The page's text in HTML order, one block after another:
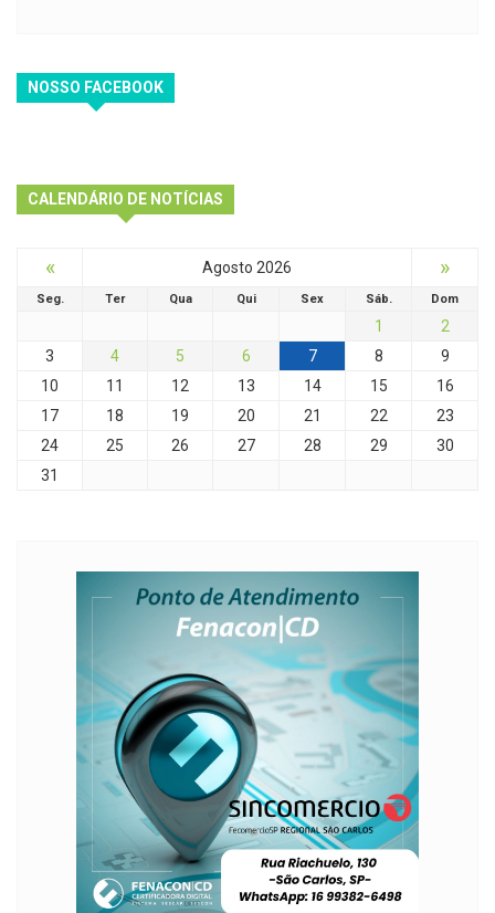
NOSSO FACEBOOK
CALENDÁRIO DE NOTÍCIAS
« Agosto 2026 »
Seg. Ter Qua Qui Sex Sáb. Dom
1
2
3
4 5 6 7 8
9
10
11 12 13 14 15
16
17
18 19 20 21 22
23
24
25 26 27 28 29
30
31